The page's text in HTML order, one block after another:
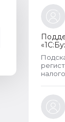
на
то не